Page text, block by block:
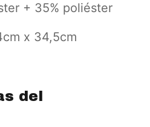
+ 35% poliéster
x 34,5cm
del